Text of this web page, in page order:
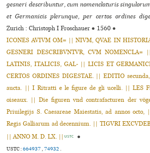
gesneri describuntur, cum nomenclaturis
et Germanicis plerunque, per certos ordines
Zurich : Christoph I Froschauer ● 1560 ●
ICONES AVIVM OM= || NIVM, QVAE IN
GESNERI DESCRIBVNTVR, CVM NOMENCLA=
LATINIS, ITALICIS, GAL- || LICIS ET
CERTOS ORDINES DIGESTAE. || EDITIO
aucta. || I Ritratti e le figure de gli ucelli. || LES
oiseaux. || Die figuren vnd contrafacturen der
Priuilegijs S. Caesareae Maiestatis, ad annos
Regis Galliarum ad decennium. || TIGVRI
|| ANNO M. D. LX. ||
USTC ●
USTC :664937,74932.